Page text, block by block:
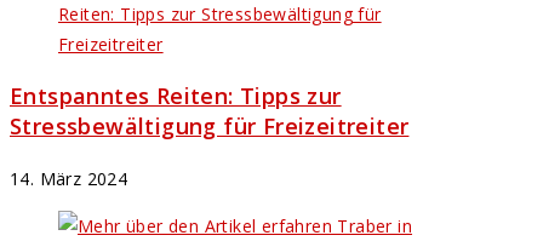
Entspanntes Reiten: Tipps zur
Stressbewältigung für Freizeitreiter
14. März 2024